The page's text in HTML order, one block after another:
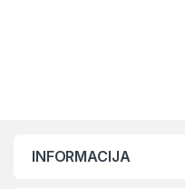
INFORMACIJA